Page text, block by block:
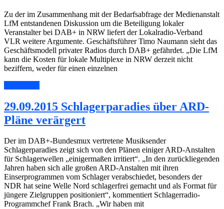
Zu der im Zusammenhang mit der Bedarfsabfrage der Medienanstalt
LfM entstandenen Diskussion um die Beteiligung lokaler
Veranstalter bei DAB+ in NRW liefert der Lokalradio-Verband
VLR weitere Argumente. Geschäftsführer Timo Naumann sieht das
Geschäftsmodell privater Radios durch DAB+ gefährdet. „Die LfM
kann die Kosten für lokale Multiplexe in NRW derzeit nicht
beziffern, weder für einen einzelnen
29.09.2015 Schlagerparadies über ARD-
Pläne verärgert
Der im DAB+-Bundesmux vertretene Musiksender
Schlagerparadies zeigt sich von den Plänen einiger ARD-Anstalten
für Schlagerwellen „einigermaßen irritiert“. „In den zurückliegenden
Jahren haben sich alle großen ARD-Anstalten mit ihren
Einserprogrammen vom Schlager verabschiedet, besonders der
NDR hat seine Welle Nord schlagerfrei gemacht und als Format für
jüngere Zielgruppen positioniert“, kommentiert Schlagerradio-
Programmchef Frank Brach. „Wir haben mit